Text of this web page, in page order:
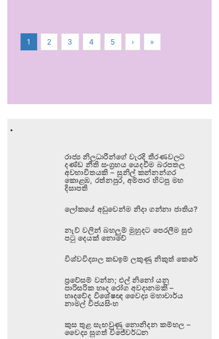
1 2 3 4 5 › »
.
රාජ්‍ය නිලධාරීන්ගේ වැරදි තීරණවලට
දණ්ඩ නීති සංග්‍රහය යෙදවීම බරපතල
අවභාවිතයකි – සුනිල් කන්නන්ගර
කොළඹ, රත්නපුර, අම්පාර හිටපු මහ
දිසාපති
ලෝකයේ අඩුවෙන්ම නිදා ගන්නා ජාතිය?
නැව් වලින් බහලුම් මුහුදට පෙරලීම සුළු
පටු දෙයක් නොවේ
විශ්වවිද්‍යාල කඩඉම් ලකුණු නිකුත් කෙරේ
ප්‍රවේසම් වන්න; එල් නිනෝ යනු
පාරිසරික හෘද රෝග අවදානමකි –
හෘදවේද විශේෂඥ වෛද්‍ය මහාචාර්ය
නාමල් විජයසිංහ
කුස තුළ සැඟවුණු නොනිදන කම්හල –
වෛද්‍ය සුගත් විජේවර්ධන